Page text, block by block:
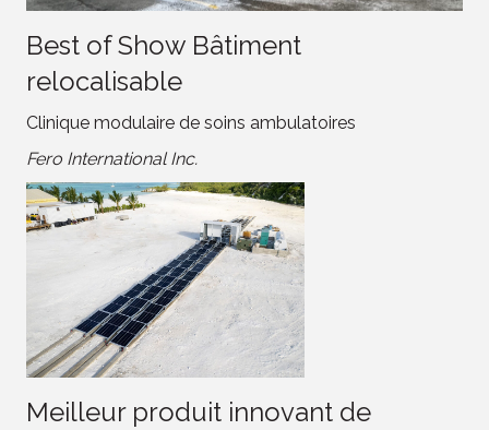
Best of Show Bâtiment
relocalisable
Clinique modulaire de soins ambulatoires
Fero International Inc.
Meilleur produit innovant de